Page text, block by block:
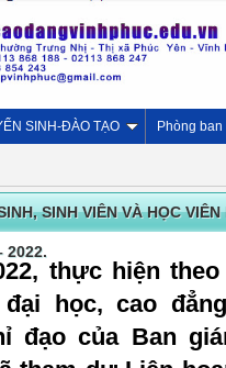
SINH-ĐÀO TẠO Phòng ban
SINH VIÊN VÀ HỌC
2022.
thực hiện
học, cao
đạo của Ban